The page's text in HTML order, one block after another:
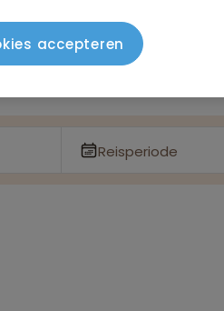
Reisperiode
accepteren